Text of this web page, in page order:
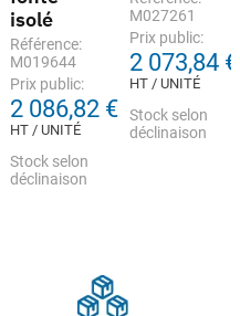
isolé
Référence:
M019644
Prix public:
2 086,82 €
HT / UNITÉ
Stock selon
déclinaison
M027261
Prix public:
2 073,84 €
HT / UNITÉ
Stock selon
déclinaison